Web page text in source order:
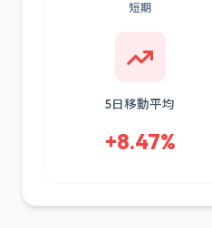
短期
5日移動平均
+8.47%